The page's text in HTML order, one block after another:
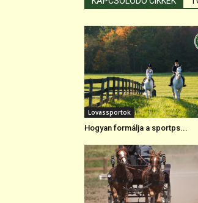
Lovassportok
Hogyan formálja a sportps...